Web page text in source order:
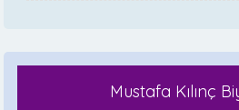
Mustafa Kılınç